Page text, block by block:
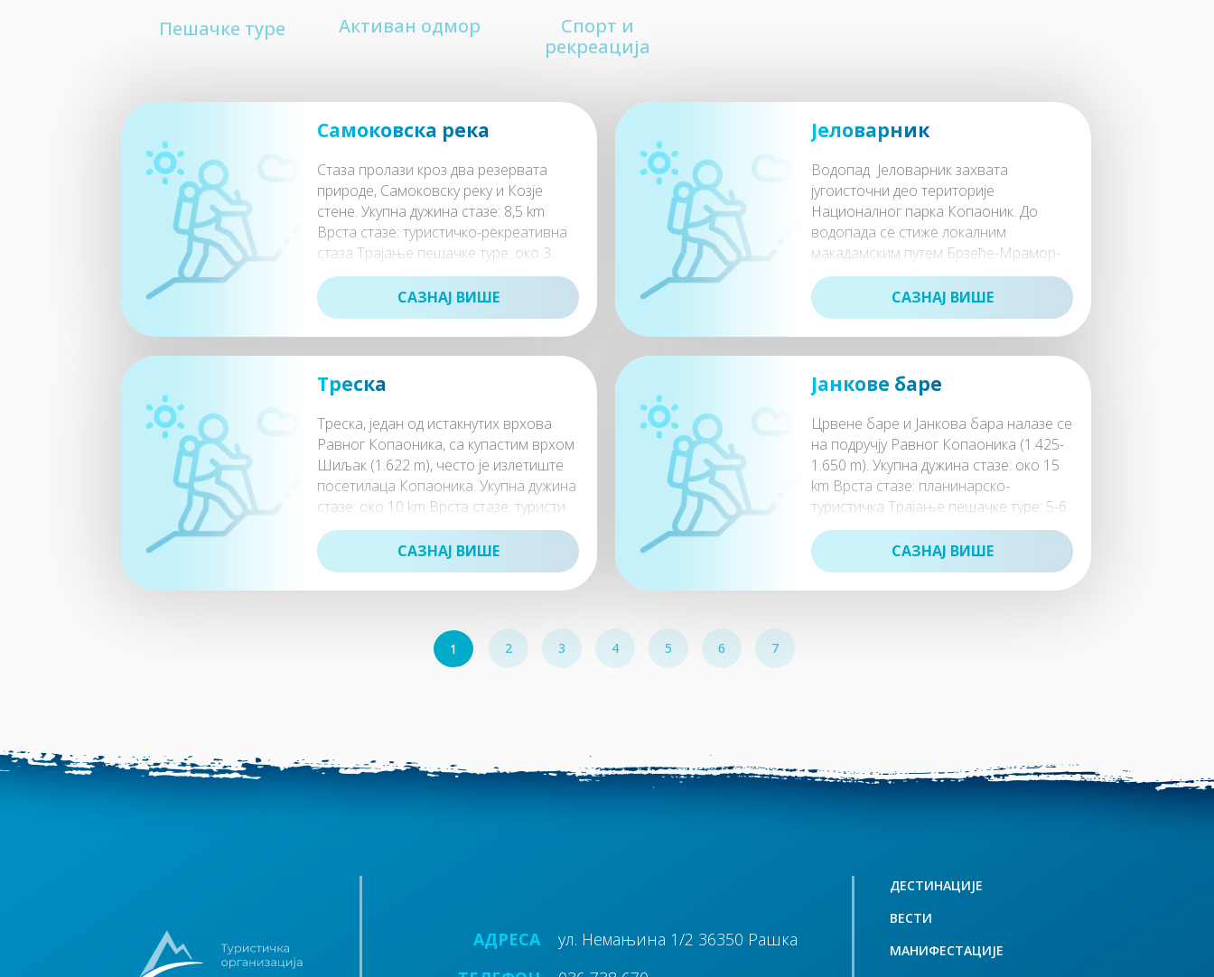
Пешачке туре Активан одмор
Спорт и
рекреација
Самоковска река
Стаза пролази кроз два резервата
природе, Самоковску реку и Козје
стене. Укупна дужина стазе: 8,5 km
Врста стазе: туристичко-рекреативна
стаза Трајање пешачке туре: око 3
сата хода
САЗНАЈ ВИШЕ
Јеловарник
Водопад Јеловарник захвата
југоисточни део територије
Националног парка Копаоник. До
водопада се стиже локалним
макадамским путем Брзеће-Мрамор-
Рудник-Запланина, и од превоја Мрам
САЗНАЈ ВИШЕ
Треска
Треска, један од истакнутих врхова
Равног Копаоника, са купастим врхом
Шиљак (1.622 m), често је излетиште
посетилаца Копаоника. Укупна дужина
стазе: око 10 km Врста стазе: туристи
САЗНАЈ ВИШЕ
Јанкове баре
Црвене баре и Јанкова бара налазе се
на подручју Равног Копаоника (1.425-
1.650 m). Укупна дужина стазе: око 15
km Врста стазе: планинарско-
туристичка Трајање пешачке туре: 5-6
сати
САЗНАЈ ВИШЕ
1 2 3 4 5 6 7
АДРЕСА
ул. Немањина 1/2 36350 Рашка
ДЕСТИНАЦИЈЕ
ВЕСТИ
МАНИФЕСТАЦИЈЕ